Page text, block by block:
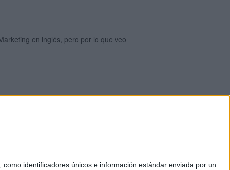
identificadores únicos e información estándar enviada por un
en inglés, pero por lo que veo